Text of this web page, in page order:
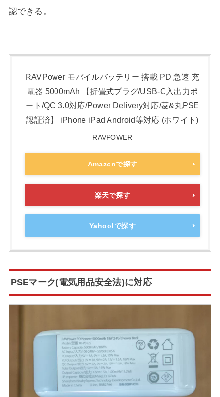
認できる。
RAVPower モバイルバッテリー 搭載 PD 急速 充
電器 5000mAh 【折畳式プラグ/USB-C入出力ポ
ート/QC 3.0対応/Power Delivery対応/菱&丸PSE
認証済】 iPhone iPad Android等対応 (ホワイト)
RAVPOWER
Amazonで探す
楽天で探す
Yahoo!で探す
PSEマーク(電気用品安全法)に対応